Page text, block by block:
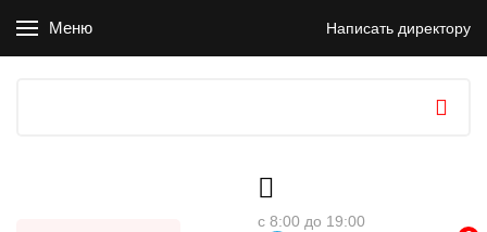
Меню Написать директору
с 8:00 до 19:00